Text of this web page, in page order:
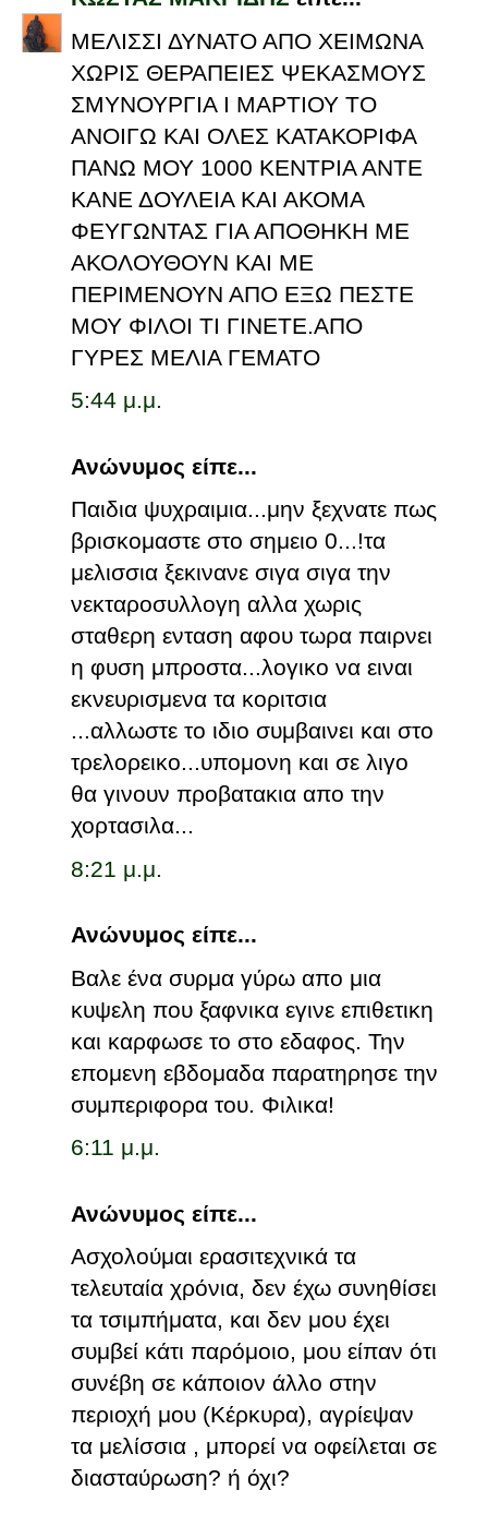
ΜΕΛΙΣΣΙ ΔΥΝΑΤΟ ΑΠΟ ΧΕΙΜΩΝΑ
ΧΩΡΙΣ ΘΕΡΑΠΕΙΕΣ ΨΕΚΑΣΜΟΥΣ
ΣΜΥΝΟΥΡΓΙΑ Ι ΜΑΡΤΙΟΥ ΤΟ
ΑΝΟΙΓΩ ΚΑΙ ΟΛΕΣ ΚΑΤΑΚΟΡΙΦΑ
ΠΑΝΩ ΜΟΥ 1000 ΚΕΝΤΡΙΑ ΑΝΤΕ
ΚΑΝΕ ΔΟΥΛΕΙΑ ΚΑΙ ΑΚΟΜΑ
ΦΕΥΓΩΝΤΑΣ ΓΙΑ ΑΠΟΘΗΚΗ ΜΕ
ΑΚΟΛΟΥΘΟΥΝ ΚΑΙ ΜΕ
ΠΕΡΙΜΕΝΟΥΝ ΑΠΟ ΕΞΩ ΠΕΣΤΕ
ΜΟΥ ΦΙΛΟΙ ΤΙ ΓΙΝΕΤΕ.ΑΠΟ
ΓΥΡΕΣ ΜΕΛΙΑ ΓΕΜΑΤΟ
5:44 μ.μ.
Ανώνυμος είπε...
Παιδια ψυχραιμια...μην ξεχνατε πως
βρισκομαστε στο σημειο 0...!τα
μελισσια ξεκινανε σιγα σιγα την
νεκταροσυλλογη αλλα χωρις
σταθερη ενταση αφου τωρα παιρνει
η φυση μπροστα...λογικο να ειναι
εκνευρισμενα τα κοριτσια
...αλλωστε το ιδιο συμβαινει και στο
τρελορεικο...υπομονη και σε λιγο
θα γινουν προβατακια απο την
χορτασιλα...
8:21 μ.μ.
Ανώνυμος είπε...
Βαλε ένα συρμα γύρω απο μια
κυψελη που ξαφνικα εγινε επιθετικη
και καρφωσε το στο εδαφος. Την
επομενη εβδομαδα παρατηρησε την
συμπεριφορα του. Φιλικα!
6:11 μ.μ.
Ανώνυμος είπε...
Ασχολούμαι ερασιτεχνικά τα
τελευταία χρόνια, δεν έχω συνηθίσει
τα τσιμπήματα, και δεν μου έχει
συμβεί κάτι παρόμοιο, μου είπαν ότι
συνέβη σε κάποιον άλλο στην
περιοχή μου (Κέρκυρα), αγρίεψαν
τα μελίσσια , μπορεί να οφείλεται σε
διασταύρωση? ή όχι?